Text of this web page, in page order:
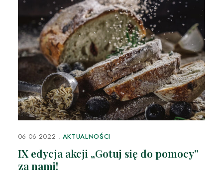
06-06-2022 AKTUALNOŚCI
IX edycja akcji „Gotuj się do pomocy”
za nami!